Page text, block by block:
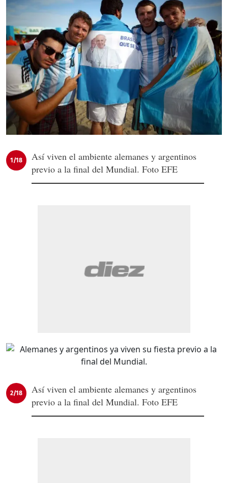
1/18
Así viven el ambiente alemanes y argentinos
previo a la final del Mundial. Foto EFE
2/18
Así viven el ambiente alemanes y argentinos
previo a la final del Mundial. Foto EFE